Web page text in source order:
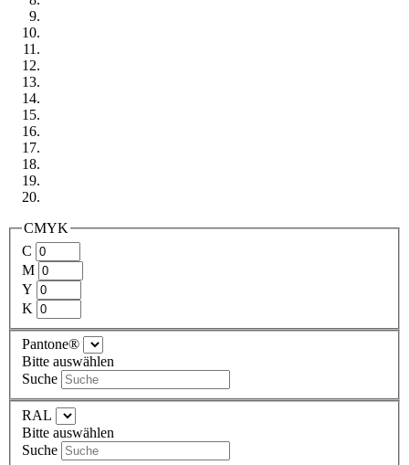
CMYK
C
M
Y
K
Pantone®
Bitte auswählen
Suche
RAL
Bitte auswählen
Suche